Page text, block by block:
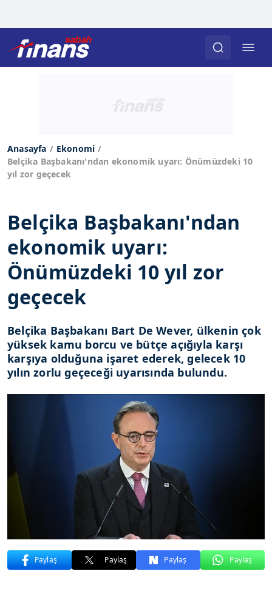
Anasayfa
Ekonomi
Belçika Başbakanı'ndan ekonomik uyarı: Önümüzdeki 10
yıl zor geçecek
Belçika Başbakanı'ndan
ekonomik uyarı:
Önümüzdeki 10 yıl zor
geçecek
Belçika Başbakanı Bart De Wever, ülkenin çok
yüksek kamu borcu ve bütçe açığıyla karşı
karşıya olduğuna işaret ederek, gelecek 10
yılın zorlu geçeceği uyarısında bulundu.
Paylaş Paylaş Paylaş Paylaş